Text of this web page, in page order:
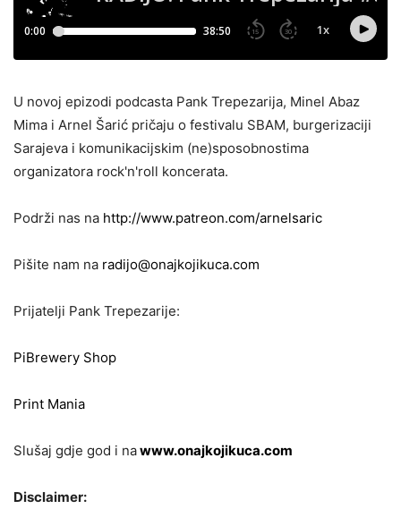
U novoj epizodi podcasta Pank Trepezarija, Minel Abaz
Mima i Arnel Šarić pričaju o festivalu SBAM, burgerizaciji
Sarajeva i komunikacijskim (ne)sposobnostima
organizatora rock'n'roll koncerata.
Podrži nas na http://www.patreon.com/arnelsaric
Pišite nam na radijo@onajkojikuca.com
Prijatelji Pank Trepezarije:
PiBrewery Shop
Print Mania
Slušaj gdje god i nawww.onajkojikuca.com
Disclaimer: